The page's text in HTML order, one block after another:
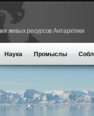
живых ресурсов Антарктики
Наука Промыслы